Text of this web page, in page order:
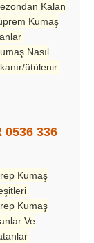
Kalan
Kumaş
Nasıl
ütülenir
0536 336
Kumaş
Kumaş
Ve